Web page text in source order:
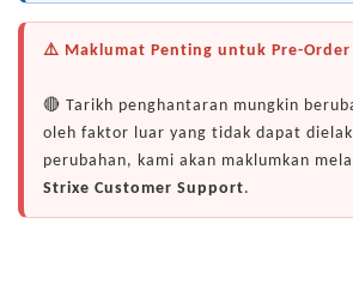
⚠️ Maklumat Penting untuk Pre-Order
🔴 Tarikh penghantaran mungkin
oleh faktor luar yang tidak dapat
perubahan, kami akan maklumkan
Strixe Customer Support.